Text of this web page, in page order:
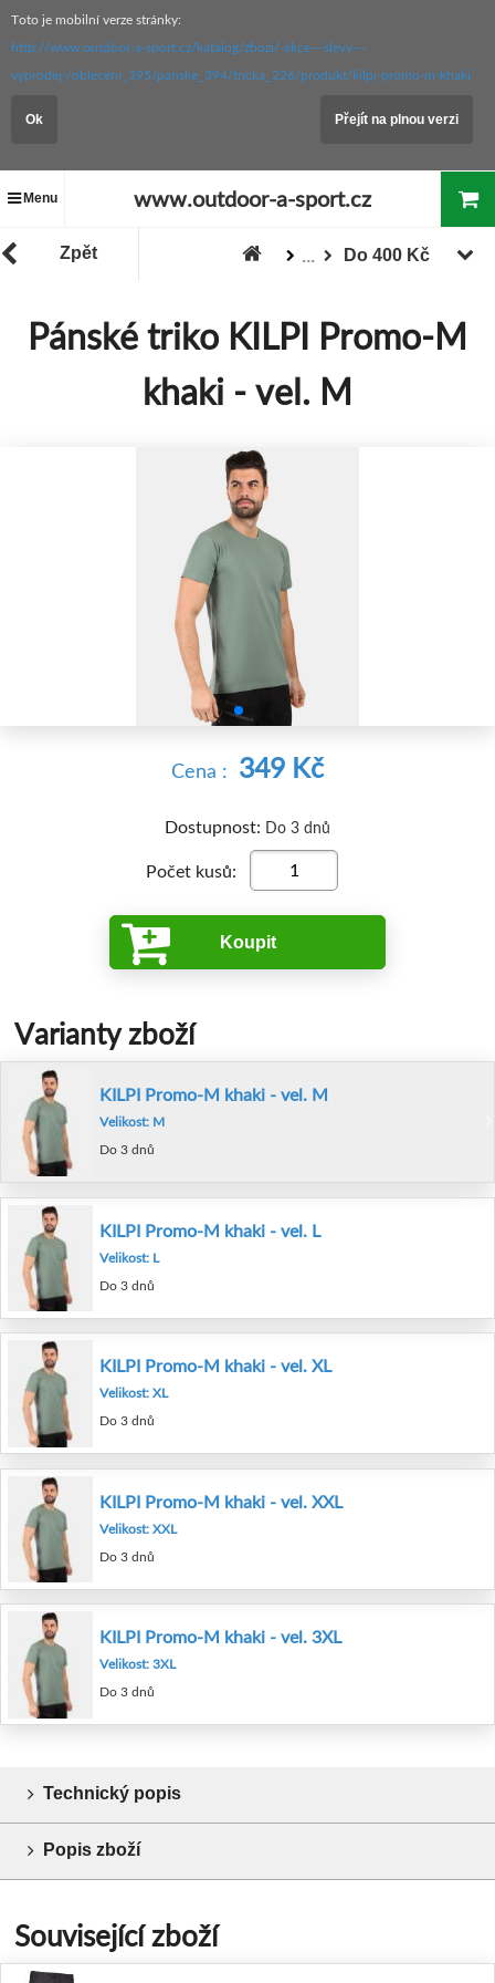
Toto je mobilní verze stránky:
http://www.outdoor-a-sport.cz/katalog/zbozi/-akce---slevy---
vyprodej-/obleceni_395/panske_394/tricka_226/produkt/kilpi-promo-m-khaki
Ok Přejít na plnou verzi
Menu www.outdoor-a-sport.cz
Zpět ... Do 400 Kč
Pánské triko KILPI Promo-M
khaki - vel. M
Cena : 349 Kč
Dostupnost: Do 3 dnů
Počet kusů:
Koupit
Varianty zboží
KILPI Promo-M khaki - vel. M
Velikost: M
Do 3 dnů
KILPI Promo-M khaki - vel. L
Velikost: L
Do 3 dnů
KILPI Promo-M khaki - vel. XL
Velikost: XL
Do 3 dnů
KILPI Promo-M khaki - vel. XXL
Velikost: XXL
Do 3 dnů
KILPI Promo-M khaki - vel. 3XL
Velikost: 3XL
Do 3 dnů
Technický popis
Popis zboží
Související zboží